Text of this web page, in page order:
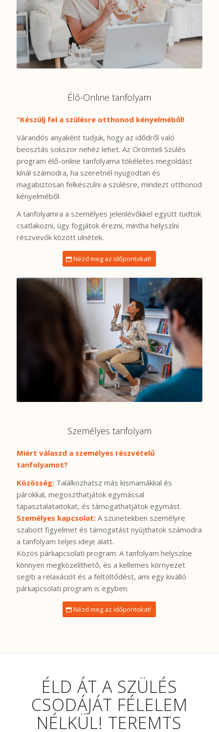
Élő-Online tanfolyam
“Készülj fel a szülésre otthonod kényelméből!
Várandós anyaként tudjuk, hogy az idődről való
beosztás sokszor nehéz lehet. Az Örömteli Szülés
program élő-online tanfolyama tökéletes megoldást
kínál számodra, ha szeretnél nyugodtan és
magabiztosan felkészülni a szülésre, mindezt otthonod
kényelméből.
A tanfolyamra a személyes jelenlévőkkel együtt tudtok
csatlakozni, úgy fogjátok érezni, mintha helyszíni
részvevők között ülnétek.
Nézd meg az időpontokat!
Személyes tanfolyam
Miért válaszd a személyes részvételű
tanfolyamot?
Közösség:Találkozhatsz más kismamákkal és
párokkal, megoszthatjátok egymással
tapasztalataitokat, és támogathatjátok egymást.
Személyes kapcsolat:A szünetekben személyre
szabott figyelmet és támogatást nyújthatok számodra
a tanfolyam teljes ideje alatt.
Közös párkapcsolati program: A tanfolyam helyszíne
könnyen megközelíthető, és a kellemes környezet
segíti a relaxációt és a feltöltődést, ami egy kiválló
párkapcsolati program is egyben.
Nézd meg az időpontokat!
ÉLD ÁT A SZÜLÉS
CSODÁJÁT FÉLELEM
NÉLKÜL! TEREMTS